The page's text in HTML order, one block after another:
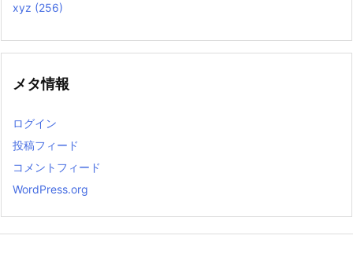
xyz (256)
メタ情報
ログイン
投稿フィード
コメントフィード
WordPress.org